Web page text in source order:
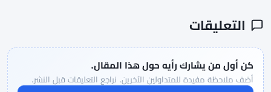
التعليقات
كن أول من يشارك رأيه حول هذا المقال.
أضف ملاحظة مفيدة للمتداولين الآخرين. نراجع التعليقات قبل النشر.